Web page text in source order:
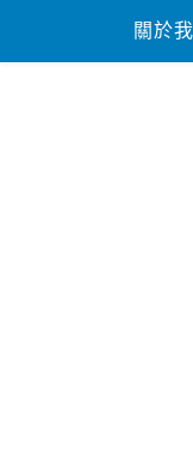
content
關於我